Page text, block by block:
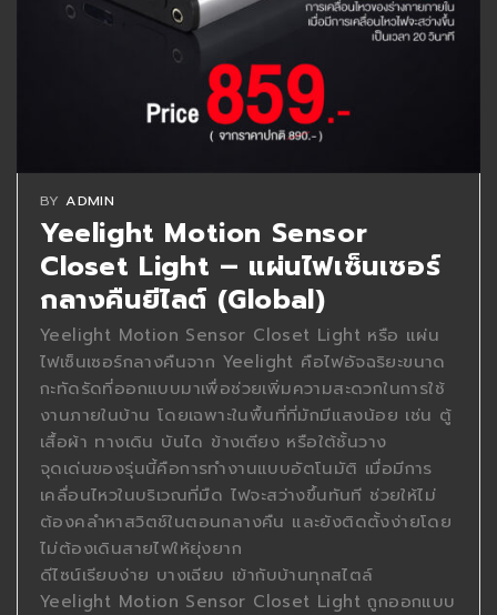
BY ADMIN
Yeelight Motion Sensor
Closet Light – แผ่นไฟเซ็นเซอร์
กลางคืนยีไลต์ (Global)
Yeelight Motion Sensor Closet Light หรือ แผ่น
ไฟเซ็นเซอร์กลางคืนจาก Yeelight คือไฟอัจฉริยะขนาด
กะทัดรัดที่ออกแบบมาเพื่อช่วยเพิ่มความสะดวกในการใช้
งานภายในบ้าน โดยเฉพาะในพื้นที่ที่มักมีแสงน้อย เช่น ตู้
เสื้อผ้า ทางเดิน บันได ข้างเตียง หรือใต้ชั้นวาง
จุดเด่นของรุ่นนี้คือการทำงานแบบอัตโนมัติ เมื่อมีการ
เคลื่อนไหวในบริเวณที่มืด ไฟจะสว่างขึ้นทันที ช่วยให้ไม่
ต้องคลำหาสวิตช์ในตอนกลางคืน และยังติดตั้งง่ายโดย
ไม่ต้องเดินสายไฟให้ยุ่งยาก
ดีไซน์เรียบง่าย บางเฉียบ เข้ากับบ้านทุกสไตล์
Yeelight Motion Sensor Closet Light ถูกออกแบบ